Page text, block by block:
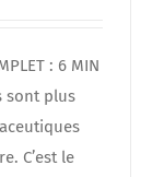
: 6 MIN
sont plus
C’est le